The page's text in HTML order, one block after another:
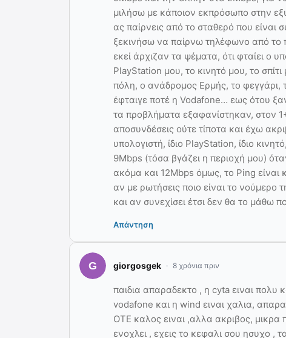
μιλήσω με κάποιον εκπρόσωπο στην
ας παίρνεις από το σταθερό που είναι
ξεκινήσω να παίρνω τηλέφωνο από το
εκεί άρχιζαν τα ψέματα, ότι φταίει ο
PlayStation μου, το κινητό μου, το σπίτι
πόλη, ο ανάδρομος Ερμής, το
έφταιγε ποτέ η Vodafone… εως ότου
τα προβλήματα εξαφανίστηκαν, στον
αποσυνδέσεις ούτε τίποτα και έχω
υπολογιστή, ίδιο PlayStation, ίδιο
9Mbps (τόσα βγάζει η περιοχή μου)
ακόμα και 12Mbps όμως, το Ping
αν με ρωτήσεις ποιο είναι το
και αν συνεχίσει έτσι δεν θα το
Απάντηση
giorgosgek 8 χρόνια πριν
παιδια απαραδεκτο , η cyta ειναι
vodafone και η wind ειναι χαλια,
ΟΤΕ καλος ειναι ,αλλα ακριβος,
ενοχλει , εχεις το κεφαλι σου ησυχο ,